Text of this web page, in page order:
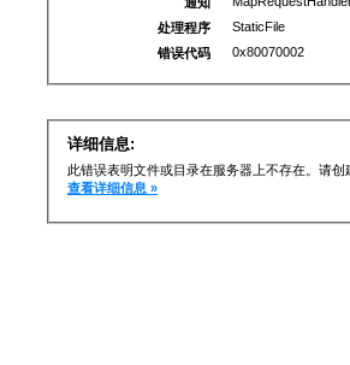
处理程序
StaticFile
错误代码
0x80070002
详细信息:
此错误表明文件或目录在服务器上不存在。请创
查看详细信息 »